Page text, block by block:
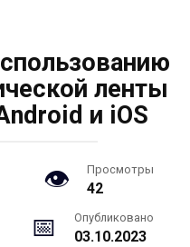
ленты
и iOS
Просмотры
42
Опубликовано
03.10.2023